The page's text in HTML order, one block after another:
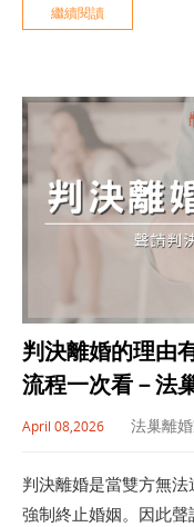
繼續閱讀
判決離婚的理由
流程一次看－法
April 08,2026 法巢離
判決離婚是當雙方無
強制終止婚姻。因此